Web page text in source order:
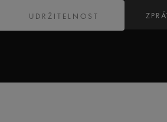
UDRŽITELNOST